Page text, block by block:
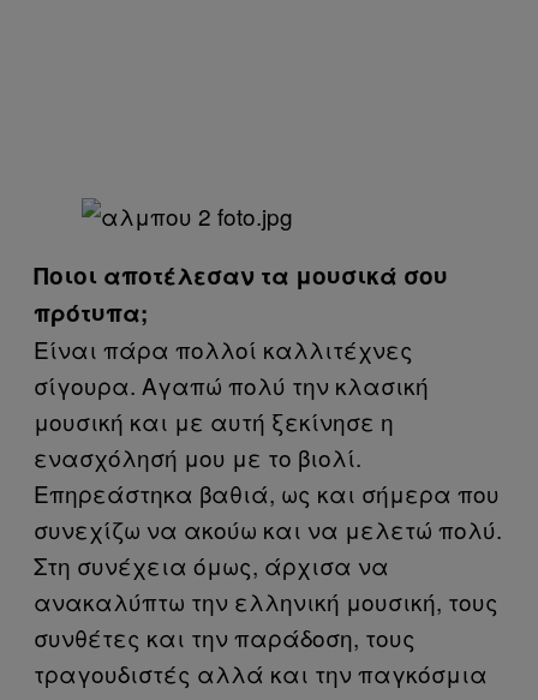
Ποιοι αποτέλεσαν τα μουσικά σου
πρότυπα;
Είναι πάρα πολλοί καλλιτέχνες
σίγουρα. Αγαπώ πολύ την κλασική
μουσική και με αυτή ξεκίνησε η
ενασχόλησή μου με το βιολί.
Επηρεάστηκα βαθιά, ως και σήμερα που
συνεχίζω να ακούω και να μελετώ πολύ.
Στη συνέχεια όμως, άρχισα να
ανακαλύπτω την ελληνική μουσική, τους
συνθέτες και την παράδοση, τους
τραγουδιστές αλλά και την παγκόσμια